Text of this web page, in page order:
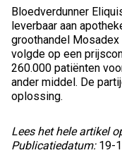
Bloedverdunner
leverbaar aan
groothandel
volgde op een
260.000 patiënten
ander middel. De
oplossing.
Lees het hele artikel
Publicatiedatum: 19-